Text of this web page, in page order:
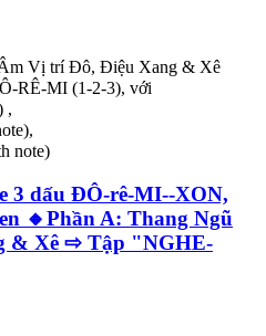
Vị trí Đô, Điệu Xang & Xê
RÊ-MI (1-2-3), với
,
note)
3 dấu ĐÔ-rê-MI--XON,
🔸Phần A: Thang Ngũ
& Xê ⇨ Tập "NGHE-